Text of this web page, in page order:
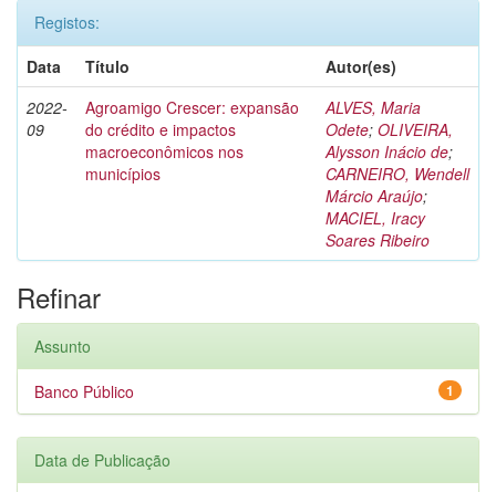
Registos:
Data
Título
Autor(es)
2022-
09
Agroamigo Crescer: expansão
do crédito e impactos
macroeconômicos nos
municípios
ALVES, Maria
Odete; OLIVEIRA,
Alysson Inácio de;
CARNEIRO, Wendell
Márcio Araújo;
MACIEL, Iracy
Soares Ribeiro
Refinar
Assunto
1
Banco Público
Data de Publicação